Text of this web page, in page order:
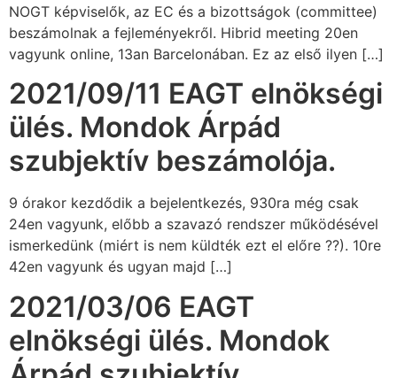
NOGT képviselők, az EC és a bizottságok (committee)
beszámolnak a fejleményekről. Hibrid meeting 20en
vagyunk online, 13an Barcelonában. Ez az első ilyen […]
2021/09/11 EAGT elnökségi
ülés. Mondok Árpád
szubjektív beszámolója.
9 órakor kezdődik a bejelentkezés, 930ra még csak
24en vagyunk, előbb a szavazó rendszer működésével
ismerkedünk (miért is nem küldték ezt el előre ??). 10re
42en vagyunk és ugyan majd […]
2021/03/06 EAGT
elnökségi ülés. Mondok